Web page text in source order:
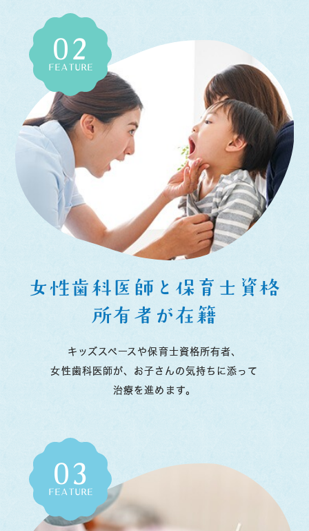
02
FEATURE
女性歯科医師と保育士資格
所有者が在籍
キッズスペースや保育士資格所有者、
女性歯科医師が、お子さんの気持ちに添って
治療を進めます。
03
FEATURE